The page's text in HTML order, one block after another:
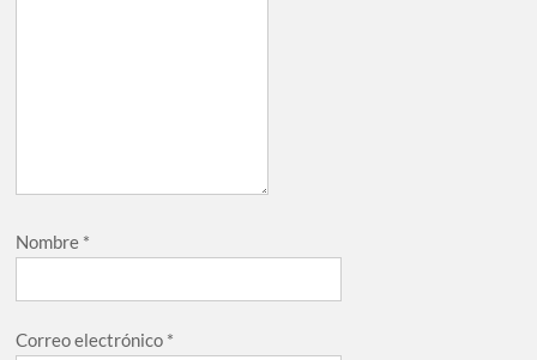
Nombre *
Correo electrónico *